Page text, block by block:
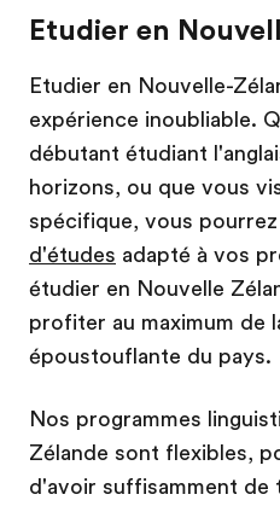
Etudier en
Etudier en Nouvelle-
expérience inoubliable.
débutant étudiant
horizons, ou que vous
spécifique, vous pourrez
d'études adapté à vos
étudier en Nouvelle
profiter au maximum de
époustouflante du pays.
Nos programmes
Zélande sont flexibles,
d'avoir suffisamment de